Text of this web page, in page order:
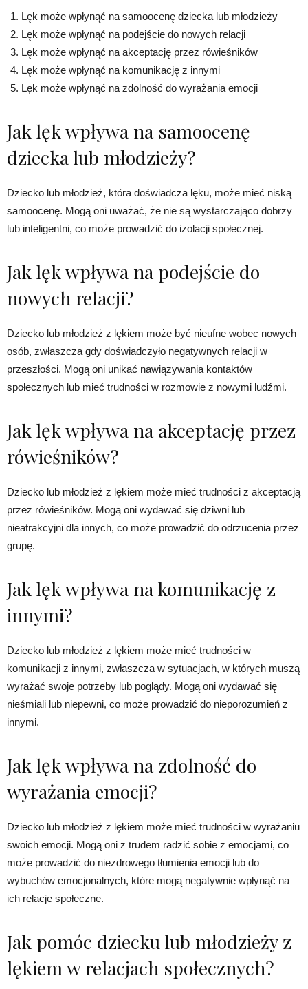
Lęk może wpłynąć na samoocenę dziecka lub młodzieży
Lęk może wpłynąć na podejście do nowych relacji
Lęk może wpłynąć na akceptację przez rówieśników
Lęk może wpłynąć na komunikację z innymi
Lęk może wpłynąć na zdolność do wyrażania emocji
Jak lęk wpływa na samoocenę
dziecka lub młodzieży?
Dziecko lub młodzież, która doświadcza lęku, może mieć niską
samoocenę. Mogą oni uważać, że nie są wystarczająco dobrzy
lub inteligentni, co może prowadzić do izolacji społecznej.
Jak lęk wpływa na podejście do
nowych relacji?
Dziecko lub młodzież z lękiem może być nieufne wobec nowych
osób, zwłaszcza gdy doświadczyło negatywnych relacji w
przeszłości. Mogą oni unikać nawiązywania kontaktów
społecznych lub mieć trudności w rozmowie z nowymi ludźmi.
Jak lęk wpływa na akceptację przez
rówieśników?
Dziecko lub młodzież z lękiem może mieć trudności z akceptacją
przez rówieśników. Mogą oni wydawać się dziwni lub
nieatrakcyjni dla innych, co może prowadzić do odrzucenia przez
grupę.
Jak lęk wpływa na komunikację z
innymi?
Dziecko lub młodzież z lękiem może mieć trudności w
komunikacji z innymi, zwłaszcza w sytuacjach, w których muszą
wyrażać swoje potrzeby lub poglądy. Mogą oni wydawać się
nieśmiali lub niepewni, co może prowadzić do nieporozumień z
innymi.
Jak lęk wpływa na zdolność do
wyrażania emocji?
Dziecko lub młodzież z lękiem może mieć trudności w wyrażaniu
swoich emocji. Mogą oni z trudem radzić sobie z emocjami, co
może prowadzić do niezdrowego tłumienia emocji lub do
wybuchów emocjonalnych, które mogą negatywnie wpłynąć na
ich relacje społeczne.
Jak pomóc dziecku lub młodzieży z
lękiem w relacjach społecznych?